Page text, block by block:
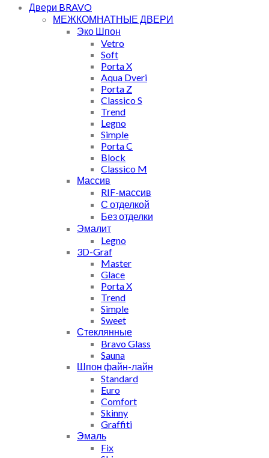
Двери BRAVO
МЕЖКОМНАТНЫЕ ДВЕРИ
Эко Шпон
Vetro
Soft
Porta X
Aqua Dveri
Porta Z
Classico S
Trend
Legno
Simple
Porta C
Block
Classico M
Массив
RIF-массив
С отделкой
Без отделки
Эмалит
Legno
3D-Graf
Master
Glace
Porta X
Trend
Simple
Sweet
Стеклянные
Bravo Glass
Sauna
Шпон файн-лайн
Standard
Euro
Comfort
Skinny
Graffiti
Эмаль
Fix